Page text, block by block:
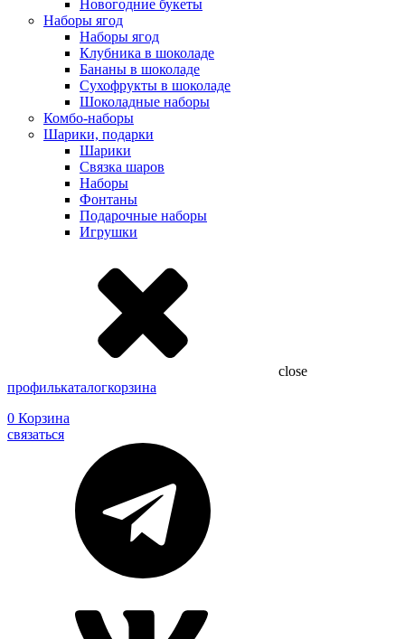
Новогодние букеты
Наборы ягод
Наборы ягод
Клубника в шоколаде
Бананы в шоколаде
Сухофрукты в шоколаде
Шоколадные наборы
Комбо-наборы
Шарики, подарки
Шарики
Связка шаров
Наборы
Фонтаны
Подарочные наборы
Игрушки
close
профилькаталогкорзина
0 Корзина
связаться